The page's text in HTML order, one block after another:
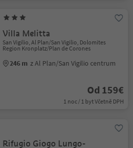
Villa Melitta
San Vigilio, Al Plan/San Vigilio, Dolomites
Region Kronplatz/Plan de Corones
246 m z Al Plan/San Vigilio centrum
Od 159€
1 noc / 1 byt Včetně DPH
Rifugio Giogo Lungo-